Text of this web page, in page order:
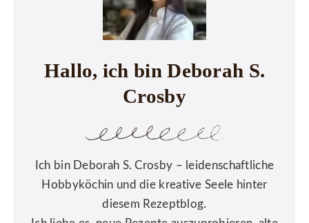
Hallo, ich bin Deborah S.
Crosby
Ich bin Deborah S. Crosby – leidenschaftliche
Hobbyköchin und die kreative Seele hinter
diesem Rezeptblog.